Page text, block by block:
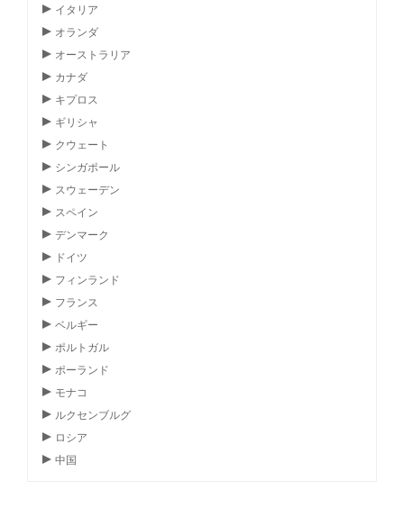
イタリア
オランダ
オーストラリア
カナダ
キプロス
ギリシャ
クウェート
シンガポール
スウェーデン
スペイン
デンマーク
ドイツ
フィンランド
フランス
ベルギー
ポルトガル
ポーランド
モナコ
ルクセンブルグ
ロシア
中国